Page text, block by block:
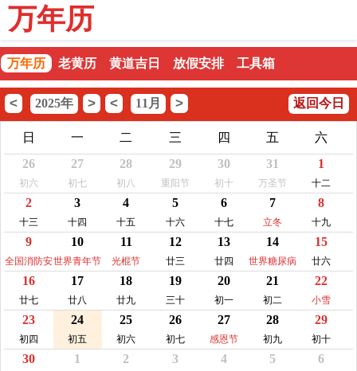
万年历
万年历 老黄历 黄道吉日 放假安排 工具箱
< 2025年 > < 11月 > 返回今日
日 一 二 三 四 五
六
26
初六
27
初七
28
初八
29
重阳节
30
初十
31
万圣节
1
十二
2
十三
3
十四
4
十五
5
十六
6
十七
7
立冬
8
十九
9
全国消防安
全宣传教育
日
10
世界青年节
11
光棍节
12
廿三
13
廿四
14
世界糖尿病
日
15
廿六
16
廿七
17
廿八
18
廿九
19
三十
20
初一
21
初二
22
小雪
23
初四
24
初五
25
初六
26
初七
27
感恩节
28
初九
29
初十
30 1 2 3 4 5 6